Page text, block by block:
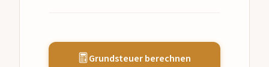
Grundsteuer berechnen